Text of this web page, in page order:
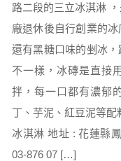
路二段的三立冰淇淋
廠退休後自行創業的
還有黑糖口味的剉冰
不一樣，冰磚是直接
拌，每一口都有濃郁
丁、芋泥、紅豆泥等
冰淇淋 地址 : 花蓮縣
03-876 07 […]